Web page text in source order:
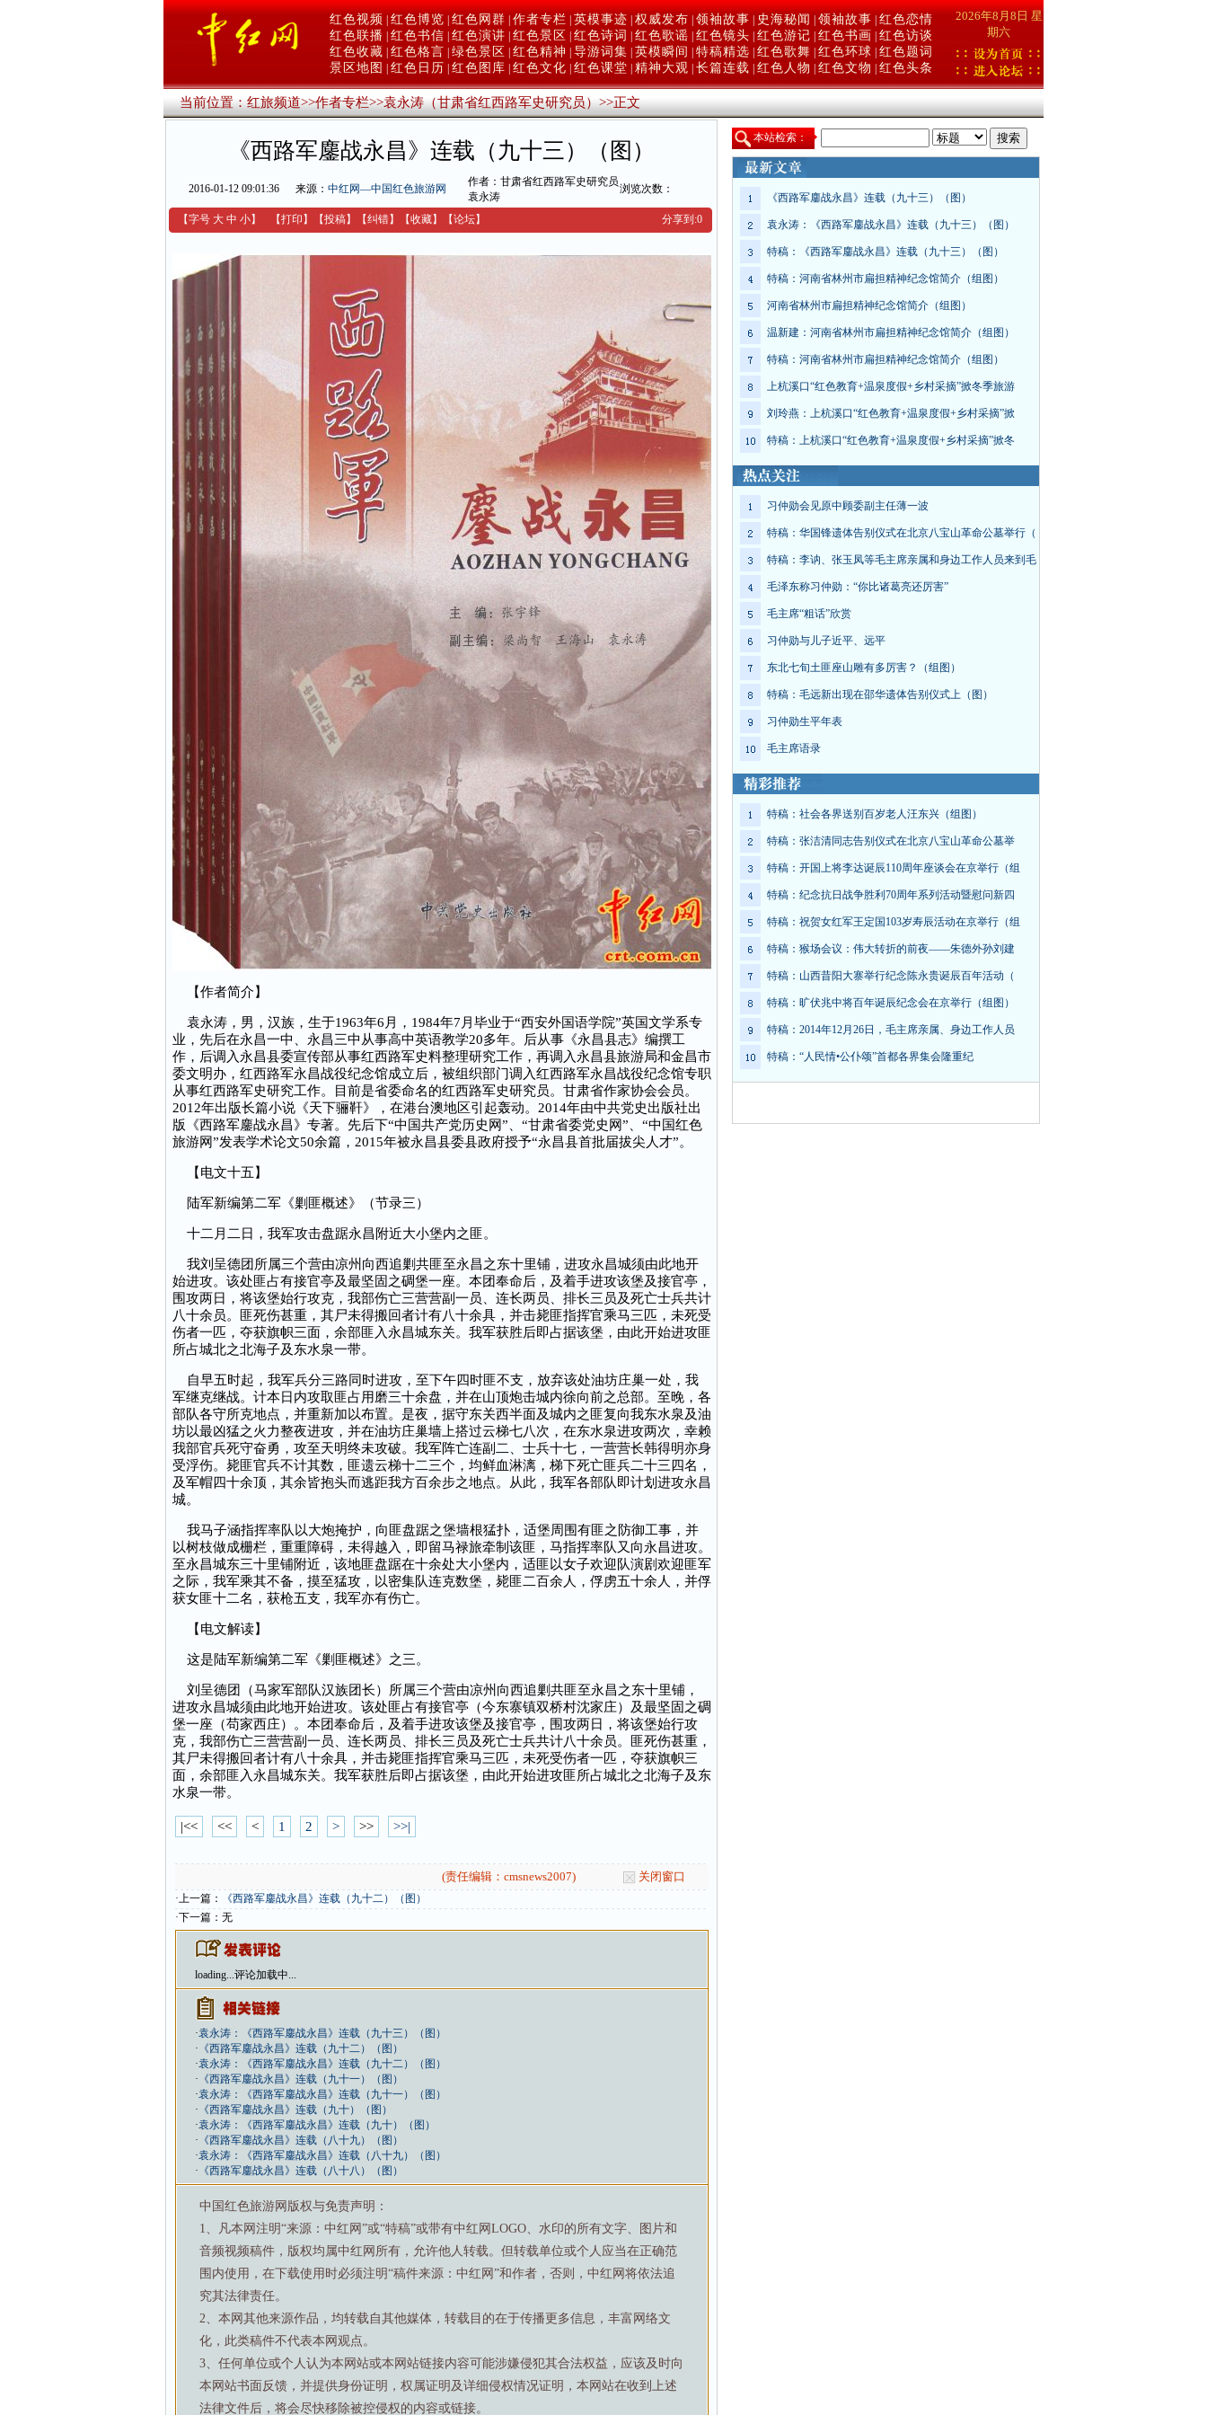
红色视频 红色博览 红色网群 作者专栏 英模事迹 权威发布 领袖故事 史海秘闻 领袖故事 红色恋情
红色联播 红色书信 红色演讲 红色景区 红色诗词 红色歌谣 红色镜头 红色游记 红色书画
红色访谈
红色收藏 红色格言 绿色景区 红色精神 导游词集 英模瞬间 特稿精选 红色歌舞 红色环球 红色题词
景区地图
红色日历 红色图库 红色文化 红色课堂 精神大观 长篇连载 红色人物 红色文物 红色头条
2026年8月8日 星
期六
当前位置：红旅频道>>作者专栏>>袁永涛（甘肃省红西路军史研究员）>>正文
《西路军鏖战永昌》连载（九十三）（图）
2016-01-12 09:01:36 来源： 中红网—中国红色旅游网
作者：甘肃省红西路军史研究员
袁永涛
浏览次数：
【字号 大 中 小】 【打印 】 【投稿】 【纠错】 【收藏】 【论坛】 分享到:0
【作者简介】
袁永涛，男，汉族，生于1963年6月，1984年7月毕业于“西安外国语学院”英国文学系专
业，先后在永昌一中、永昌三中从事高中英语教学20多年。后从事《永昌县志》编撰工
作，后调入永昌县委宣传部从事红西路军史料整理研究工作，再调入永昌县旅游局和金昌市
委文明办，红西路军永昌战役纪念馆成立后，被组织部门调入红西路军永昌战役纪念馆专职
从事红西路军史研究工作。目前是省委命名的红西路军史研究员。甘肃省作家协会会员。
2012年出版长篇小说《天下骊靬》，在港台澳地区引起轰动。2014年由中共党史出版社出
版《西路军鏖战永昌》专著。先后下“中国共产党历史网”、“甘肃省委党史网”、“中国红色
旅游网”发表学术论文50余篇，2015年被永昌县委县政府授予“永昌县首批届拔尖人才”。
【电文十五】
陆军新编第二军《剿匪概述》（节录三）
十二月二日，我军攻击盘踞永昌附近大小堡内之匪。
我刘呈德团所属三个营由凉州向西追剿共匪至永昌之东十里铺，进攻永昌城须由此地开
始进攻。该处匪占有接官亭及最坚固之碉堡一座。本团奉命后，及着手进攻该堡及接官亭，
围攻两日，将该堡始行攻克，我部伤亡三营营副一员、连长两员、排长三员及死亡士兵共计
八十余员。匪死伤甚重，其尸未得搬回者计有八十余具，并击毙匪指挥官乘马三匹，未死受
伤者一匹，夺获旗帜三面，余部匪入永昌城东关。我军获胜后即占据该堡，由此开始进攻匪
所占城北之北海子及东水泉一带。
自早五时起，我军兵分三路同时进攻，至下午四时匪不支，放弃该处油坊庄巢一处，我
军继克继战。计本日内攻取匪占用磨三十余盘，并在山顶炮击城内徐向前之总部。至晚，各
部队各守所克地点，并重新加以布置。是夜，据守东关西半面及城内之匪复向我东水泉及油
坊以最凶猛之火力整夜进攻，并在油坊庄巢墙上搭过云梯七八次，在东水泉进攻两次，幸赖
我部官兵死守奋勇，攻至天明终未攻破。我军阵亡连副二、士兵十七，一营营长韩得明亦身
受浮伤。毙匪官兵不计其数，匪遗云梯十二三个，均鲜血淋漓，梯下死亡匪兵二十三四名，
及军帽四十余顶，其余皆抱头而逃距我方百余步之地点。从此，我军各部队即计划进攻永昌
城。
我马子涵指挥率队以大炮掩护，向匪盘踞之堡墙根猛扑，适堡周围有匪之防御工事，并
以树枝做成栅栏，重重障碍，未得越入，即留马禄旅牵制该匪，马指挥率队又向永昌进攻。
至永昌城东三十里铺附近，该地匪盘踞在十余处大小堡内，适匪以女子欢迎队演剧欢迎匪军
之际，我军乘其不备，摸至猛攻，以密集队连克数堡，毙匪二百余人，俘虏五十余人，并俘
获女匪十二名，获枪五支，我军亦有伤亡。
【电文解读】
这是陆军新编第二军《剿匪概述》之三。
刘呈德团（马家军部队汉族团长）所属三个营由凉州向西追剿共匪至永昌之东十里铺，
进攻永昌城须由此地开始进攻。该处匪占有接官亭（今东寨镇双桥村沈家庄）及最坚固之碉
堡一座（苟家西庄）。本团奉命后，及着手进攻该堡及接官亭，围攻两日，将该堡始行攻
克，我部伤亡三营营副一员、连长两员、排长三员及死亡士兵共计八十余员。匪死伤甚重，
其尸未得搬回者计有八十余具，并击毙匪指挥官乘马三匹，未死受伤者一匹，夺获旗帜三
面，余部匪入永昌城东关。我军获胜后即占据该堡，由此开始进攻匪所占城北之北海子及东
水泉一带。
|<< << < 1 2 > >> >>|
(责任编辑：cmsnews2007) 关闭窗口
·上一篇：
《西路军鏖战永昌》连载（九十二）（图）
·下一篇：无
loading...评论加载中...
·袁永涛：《西路军鏖战永昌》连载（九十三）（图）
· 《西路军鏖战永昌》连载（九十二）（图）
·袁永涛：《西路军鏖战永昌》连载（九十二）（图）
· 《西路军鏖战永昌》连载（九十一）（图）
·袁永涛：《西路军鏖战永昌》连载（九十一）（图）
· 《西路军鏖战永昌》连载（九十）（图）
·袁永涛：《西路军鏖战永昌》连载（九十）（图）
· 《西路军鏖战永昌》连载（八十九）（图）
·袁永涛：《西路军鏖战永昌》连载（八十九）（图）
· 《西路军鏖战永昌》连载（八十八）（图）
中国红色旅游网版权与免责声明：
1、凡本网注明“来源：中红网”或“特稿”或带有中红网LOGO、水印的所有文字、图片和
音频视频稿件，版权均属中红网所有，允许他人转载。但转载单位或个人应当在正确范
围内使用，在下载使用时必须注明“稿件来源：中红网”和作者，否则，中红网将依法追
究其法律责任。
2、本网其他来源作品，均转载自其他媒体，转载目的在于传播更多信息，丰富网络文
化，此类稿件不代表本网观点。
3、任何单位或个人认为本网站或本网站链接内容可能涉嫌侵犯其合法权益，应该及时向
本网站书面反馈，并提供身份证明，权属证明及详细侵权情况证明，本网站在收到上述
法律文件后，将会尽快移除被控侵权的内容或链接。
本站检索：
《西路军鏖战永昌》连载（九十三）（图）
袁永涛：《西路军鏖战永昌》连载（九十三）（图）
特稿：《西路军鏖战永昌》连载（九十三）（图）
特稿：河南省林州市扁担精神纪念馆简介（组图）
河南省林州市扁担精神纪念馆简介（组图）
温新建：河南省林州市扁担精神纪念馆简介（组图）
特稿：河南省林州市扁担精神纪念馆简介（组图）
上杭溪口“红色教育+温泉度假+乡村采摘”掀冬季旅游
刘玲燕：上杭溪口“红色教育+温泉度假+乡村采摘”掀
特稿：上杭溪口“红色教育+温泉度假+乡村采摘”掀冬
习仲勋会见原中顾委副主任薄一波
特稿：华国锋遗体告别仪式在北京八宝山革命公墓举行（
特稿：李讷、张玉凤等毛主席亲属和身边工作人员来到毛
毛泽东称习仲勋：“你比诸葛亮还厉害”
毛主席“粗话”欣赏
习仲勋与儿子近平、远平
东北七旬土匪座山雕有多厉害？（组图）
特稿：毛远新出现在邵华遗体告别仪式上（图）
习仲勋生平年表
毛主席语录
特稿：社会各界送别百岁老人汪东兴（组图）
特稿：张洁清同志告别仪式在北京八宝山革命公墓举
特稿：开国上将李达诞辰110周年座谈会在京举行（组
特稿：纪念抗日战争胜利70周年系列活动暨慰问新四
特稿：祝贺女红军王定国103岁寿辰活动在京举行（组
特稿：猴场会议：伟大转折的前夜——朱德外孙刘建
特稿：山西昔阳大寨举行纪念陈永贵诞辰百年活动（
特稿：旷伏兆中将百年诞辰纪念会在京举行（组图）
特稿：2014年12月26日，毛主席亲属、身边工作人员
特稿：“人民情•公仆颂”首都各界集会隆重纪